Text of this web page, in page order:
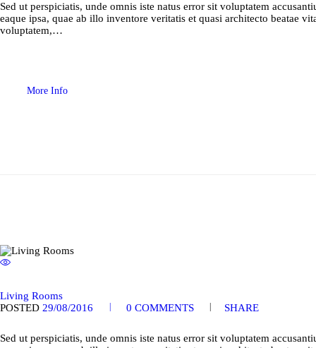
Sed ut perspiciatis, unde omnis iste natus error sit voluptatem
eaque ipsa, quae ab illo inventore veritatis et quasi architecto beatae
voluptatem,…
More Info
Living Rooms
POSTED 29/08/2016 0 COMMENTS SHARE
Sed ut perspiciatis, unde omnis iste natus error sit voluptatem